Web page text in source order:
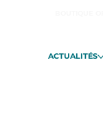
ACTUALITÉS